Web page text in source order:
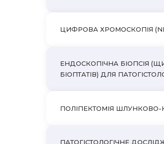
ЦИФРОВА ХРОМОСКОПІЯ
ЕНДОСКОПІЧНА БІОПСІЯ
БІОПТАТІВ) ДЛЯ
ПОЛІПЕКТОМІЯ ШЛУНКОВО-
ПАТОГІСТОЛОГІЧНЕ